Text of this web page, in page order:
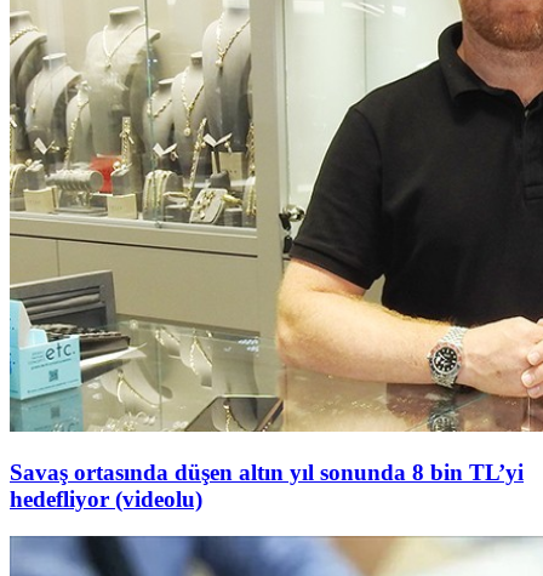
Savaş ortasında düşen altın yıl sonunda 8 bin TL’yi
hedefliyor (videolu)